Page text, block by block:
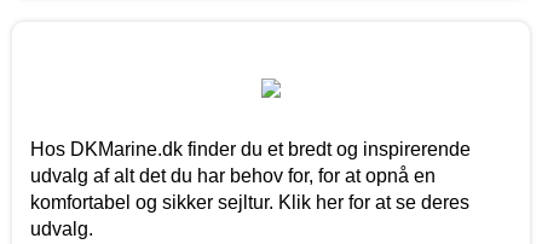
Hos DKMarine.dk finder du et bredt og inspirerende
udvalg af alt det du har behov for, for at opnå en
komfortabel og sikker sejltur. Klik her for at se deres
udvalg.